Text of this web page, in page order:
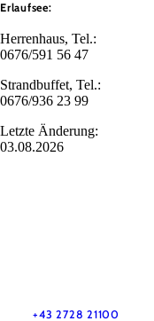
Erlaufsee:
Herrenhaus, Tel.:
0676/591 56 47
Strandbuffet, Tel.:
0676/936 23 99
Letzte Änderung:
03.08.2026
+43 2728 21100